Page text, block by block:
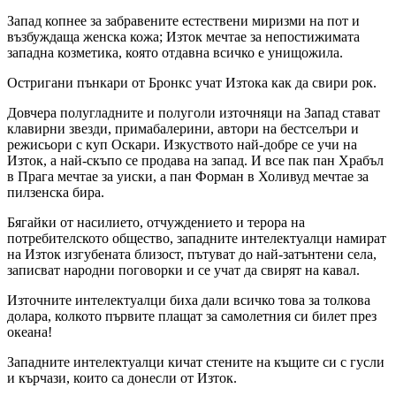
Запад копнее за забравените естествени миризми на пот и
възбуждаща женска кожа; Изток мечтае за непостижимата
западна козметика, която отдавна всичко е унищожила.
Остригани пънкари от Бронкс учат Изтока как да свири рок.
Довчера полугладните и полуголи източняци на Запад стават
клавирни звезди, примабалерини, автори на бестселъри и
режисьори с куп Оскари. Изкуството най-добре се учи на
Изток, а най-скъпо се продава на запад. И все пак пан Храбъл
в Прага мечтае за уиски, а пан Форман в Холивуд мечтае за
пилзенска бира.
Бягайки от насилието, отчуждението и терора на
потребителското общество, западните интелектуалци намират
на Изток изгубената близост, пътуват до най-затънтени села,
записват народни поговорки и се учат да свирят на кавал.
Източните интелектуалци биха дали всичко това за толкова
долара, колкото първите плащат за самолетния си билет през
океана!
Западните интелектуалци кичат стените на къщите си с гусли
и кърчази, които са донесли от Изток.